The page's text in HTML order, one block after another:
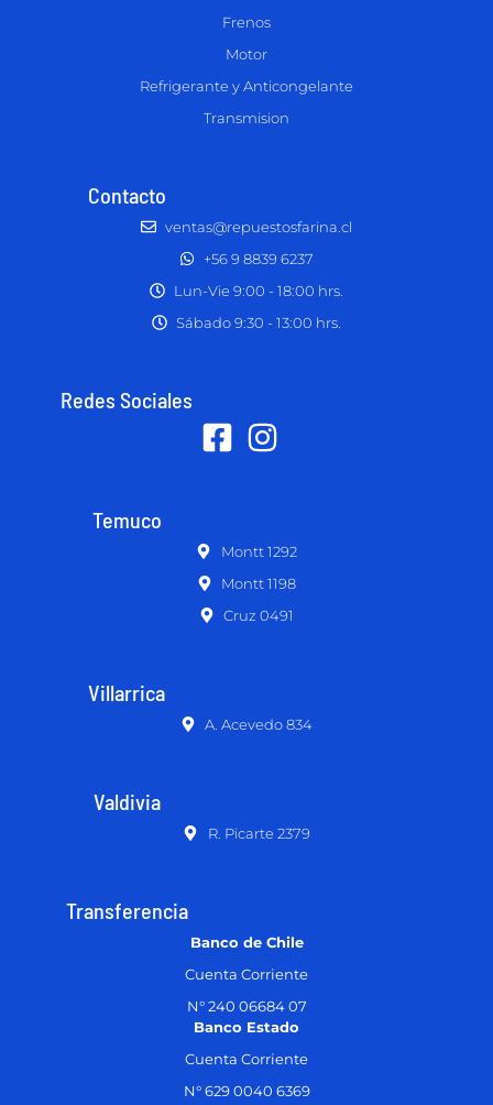
Frenos
Motor
Refrigerante y Anticongelante
Transmision
Contacto
ventas@repuestosfarina.cl
+56 9 8839 6237
Lun-Vie 9:00 - 18:00 hrs.
Sábado 9:30 - 13:00 hrs.
Redes Sociales
Temuco
Montt 1292
Montt 1198
Cruz 0491
Villarrica
A. Acevedo 834
Valdivia
R. Picarte 2379
Transferencia
Banco de Chile
Cuenta Corriente
N° 240 06684 07
Banco Estado
Cuenta Corriente
N° 629 0040 6369